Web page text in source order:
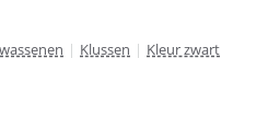
| Klussen | Kleur zwart